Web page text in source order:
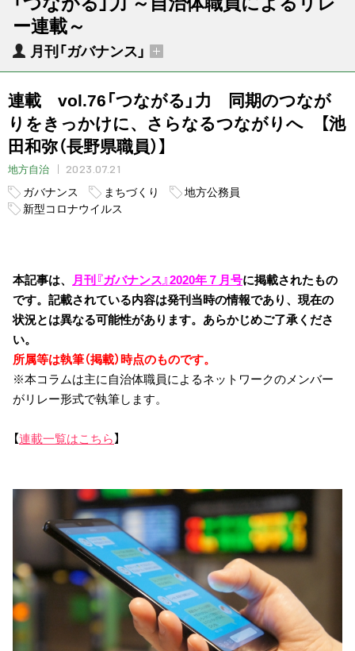
ー連載～
月刊「ガバナンス」
連載 vol.76「つながる」力 同期のつなが
りをきっかけに、さらなるつながりへ 【池
田和弥（長野県職員）】
地方自治
2023.07.21
ガバナンス
まちづくり
地方公務員
新型コロナウイルス
本記事は、 月刊『ガバナンス』2020年７月号に掲載されたもの
です。記載されている内容は発刊当時の情報であり、現在の
状況とは異なる可能性があります。あらかじめご了承くださ
い。
所属等は執筆（掲載）時点のものです。
※本コラムは主に自治体職員によるネットワークのメンバー
がリレー形式で執筆します。
【連載一覧はこちら】